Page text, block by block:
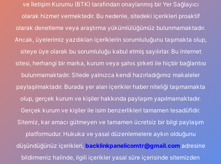
ve İletişim Kurumu (BTK) tarafından onaylanmış bir Yer Sağlayıcı
olarak hizmet vermektedir. Bu nedenle, sitedeki içerikleri proaktif
olarak denetleme veya araştırma yükümlülüğümüz bulunmamaktadır.
Ancak, üyelerimiz yazdıkları içeriklerin sorumluluğunu taşımakta olup,
siteye üye olarak bu sorumluluğu kabul etmiş sayılırlar. Bu internet
sitesi, herhangi bir marka, kurum veya şahıs şirketi ile hiçbir bağlantısı
bulunmamaktadır. Sitede yalnızca kendi hazırladığımız makaleler
paylaşılmaktadır. Burada yer alan içerikler haber niteliği taşımamakta
olup, gerçek kurum ve kişiler hakkında paylaşım yapılmamaktadır.
Gerçek kurum ve kişiler ile isim benzerlikleri tamamen tesadüfidir.
Sitemiz, kar amacı gütmeyen ve tamamen ücretsiz bir bilgi paylaşım
platformudur. Hukuka ve yasal düzenlemelere aykırı olduğunu
düşündüğünüz içerikleri, backlinkpanelicomtr@gmail.comadresine
bildirmeniz halinde, ilgili içerikler yasal süre içerisinde sitemizden